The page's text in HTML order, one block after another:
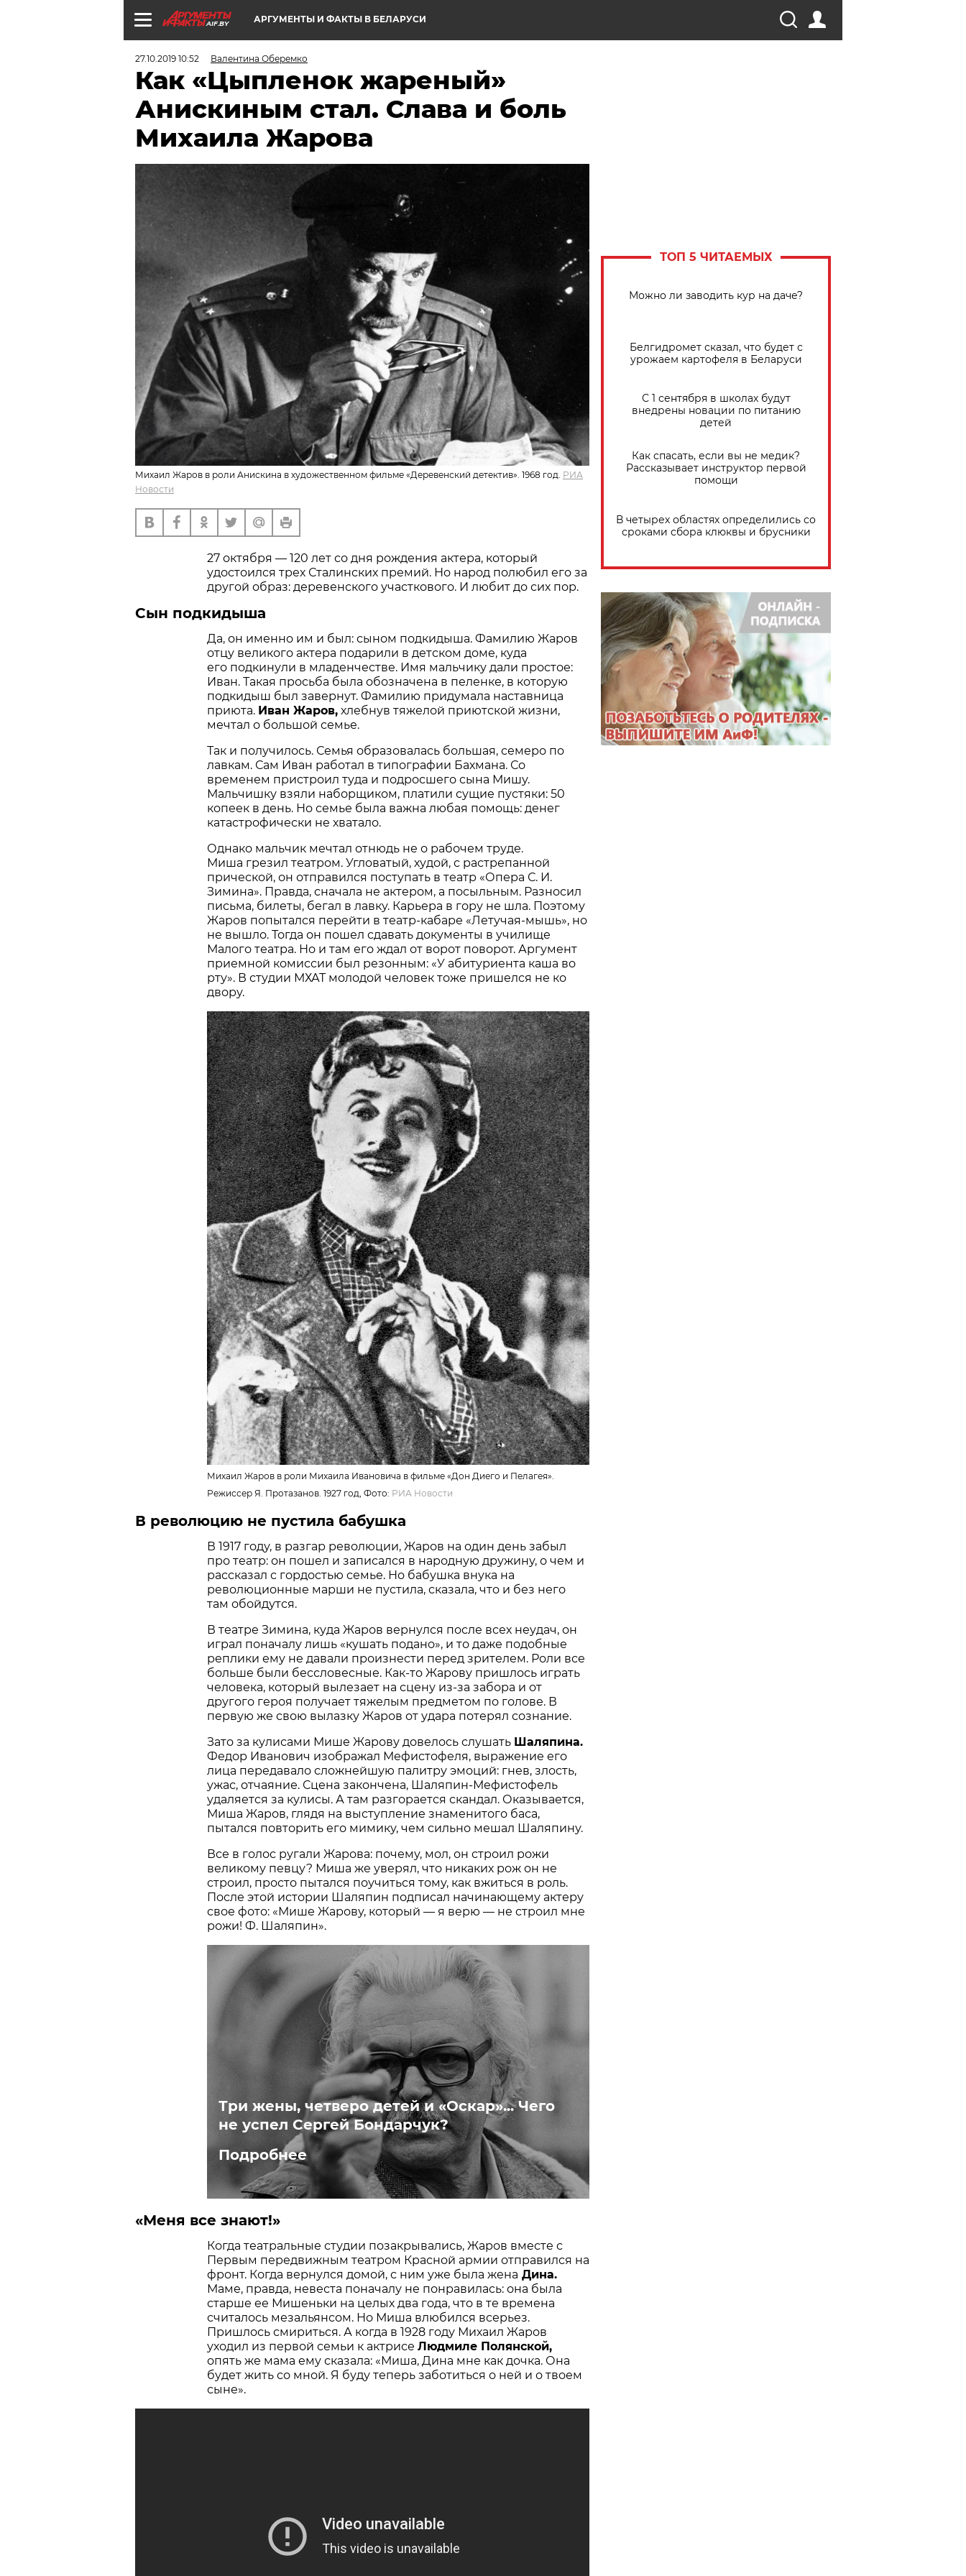
AIF.BY АРГУМЕНТЫ И ФАКТЫ В БЕЛАРУСИ
27.10.2019 10:52 Валентина Оберемко
Как «Цыпленок жареный»
Анискиным стал. Слава и боль
Михаила Жарова
Михаил Жаров в роли Анискина в художественном фильме «Деревенский детектив». 1968 год. РИА
Новости
27 октября — 120 лет со дня рождения актера, который
удостоился трех Сталинских премий. Но народ полюбил его за
другой образ: деревенского участкового. И любит до сих пор.
Сын подкидыша
Да, он именно им и был: сыном подкидыша. Фамилию Жаров
отцу великого актера подарили в детском доме, куда
его подкинули в младенчестве. Имя мальчику дали простое:
Иван. Такая просьба была обозначена в пеленке, в которую
подкидыш был завернут. Фамилию придумала наставница
приюта. Иван Жаров, хлебнув тяжелой приютской жизни,
мечтал о большой семье.
Так и получилось. Семья образовалась большая, семеро по
лавкам. Сам Иван работал в типографии Бахмана. Со
временем пристроил туда и подросшего сына Мишу.
Мальчишку взяли наборщиком, платили сущие пустяки: 50
копеек в день. Но семье была важна любая помощь: денег
катастрофически не хватало.
Однако мальчик мечтал отнюдь не о рабочем труде.
Миша грезил театром. Угловатый, худой, с растрепанной
прической, он отправился поступать в театр «Опера С. И.
Зимина». Правда, сначала не актером, а посыльным. Разносил
письма, билеты, бегал в лавку. Карьера в гору не шла. Поэтому
Жаров попытался перейти в театр-кабаре «Летучая-мышь», но
не вышло. Тогда он пошел сдавать документы в училище
Малого театра. Но и там его ждал от ворот поворот. Аргумент
приемной комиссии был резонным: «У абитуриента каша во
рту». В студии МХАТ молодой человек тоже пришелся не ко
двору.
Михаил Жаров в роли Михаила Ивановича в фильме «Дон Диего и Пелагея».
Режиссер Я. Протазанов. 1927 год, Фото: РИА Новости
В революцию не пустила бабушка
В 1917 году, в разгар революции, Жаров на один день забыл
про театр: он пошел и записался в народную дружину, о чем и
рассказал с гордостью семье. Но бабушка внука на
революционные марши не пустила, сказала, что и без него
там обойдутся.
В театре Зимина, куда Жаров вернулся после всех неудач, он
играл поначалу лишь «кушать подано», и то даже подобные
реплики ему не давали произнести перед зрителем. Роли все
больше были бессловесные. Как-то Жарову пришлось играть
человека, который вылезает на сцену из-за забора и от
другого героя получает тяжелым предметом по голове. В
первую же свою вылазку Жаров от удара потерял сознание.
Зато за кулисами Мише Жарову довелось слушать Шаляпина.
Федор Иванович изображал Мефистофеля, выражение его
лица передавало сложнейшую палитру эмоций: гнев, злость,
ужас, отчаяние. Сцена закончена, Шаляпин-Мефистофель
удаляется за кулисы. А там разгорается скандал. Оказывается,
Миша Жаров, глядя на выступление знаменитого баса,
пытался повторить его мимику, чем сильно мешал Шаляпину.
Все в голос ругали Жарова: почему, мол, он строил рожи
великому певцу? Миша же уверял, что никаких рож он не
строил, просто пытался поучиться тому, как вжиться в роль.
После этой истории Шаляпин подписал начинающему актеру
свое фото: «Мише Жарову, который — я верю — не строил мне
рожи! Ф. Шаляпин».
Три жены, четверо детей и «Оскар»... Чего
не успел Сергей Бондарчук?
Подробнее
«Меня все знают!»
Когда театральные студии позакрывались, Жаров вместе с
Первым передвижным театром Красной армии отправился на
фронт. Когда вернулся домой, с ним уже была жена Дина.
Маме, правда, невеста поначалу не понравилась: она была
старше ее Мишеньки на целых два года, что в те времена
считалось мезальянсом. Но Миша влюбился всерьез.
Пришлось смириться. А когда в 1928 году Михаил Жаров
уходил из первой семьи к актрисе Людмиле Полянской,
опять же мама ему сказала: «Миша, Дина мне как дочка. Она
будет жить со мной. Я буду теперь заботиться о ней и о твоем
сыне».
ТОП 5 ЧИТАЕМЫХ
Можно ли заводить кур на даче?
Белгидромет сказал, что будет с
урожаем картофеля в Беларуси
С 1 сентября в школах будут
внедрены новации по питанию
детей
Как спасать, если вы не медик?
Рассказывает инструктор первой
помощи
В четырех областях определились со
сроками сбора клюквы и брусники